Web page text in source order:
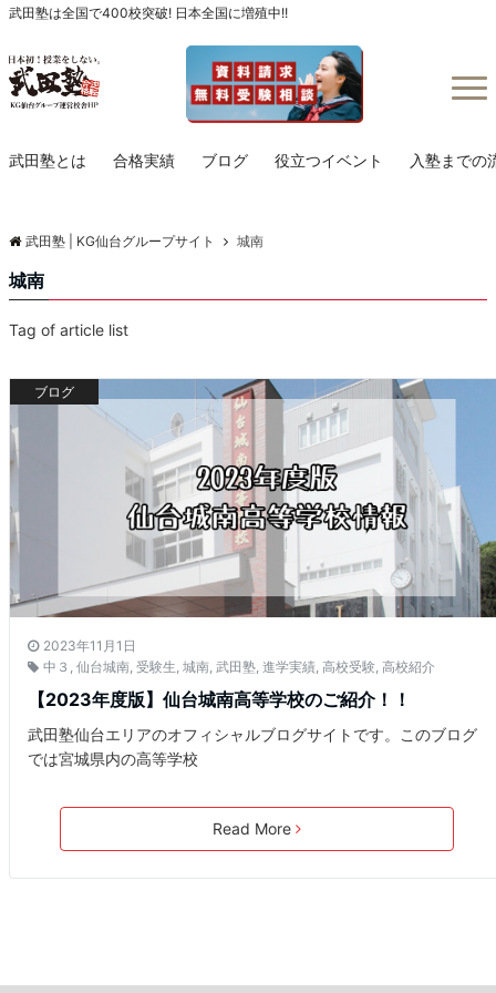
武田塾は全国で400校突破! 日本全国に増殖中!!
武田塾とは 合格実績 ブログ 役立つイベント 入塾までの
武田塾 | KG仙台グループサイト 城南
城南
Tag of article list
ブログ
2023年11月1日
中３ , 仙台城南, 受験生, 城南, 武田塾, 進学実績, 高校受験, 高校紹介
【2023年度版】仙台城南高等学校のご紹介！！
武田塾仙台エリアのオフィシャルブログサイトです。このブログ
では宮城県内の高等学校
Read More